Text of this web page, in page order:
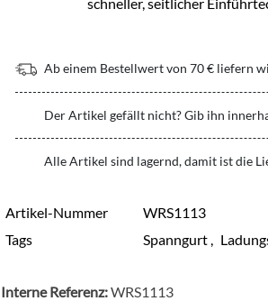
Ab einem Bestellwert von 70 € liefern
Der Artikel gefällt nicht? Gib ihn
Alle Artikel sind lagernd, damit ist die
Artikel-Nummer
WRS1113
Tags
Spanngurt,
Interne Referenz:WRS1113